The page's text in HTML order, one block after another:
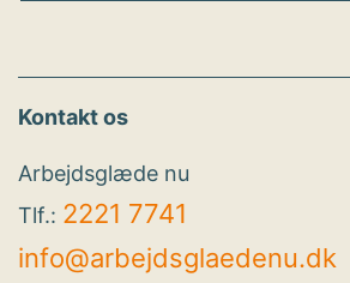
Kontakt os
Arbejdsglæde nu
Tlf.: 2221 7741
info@arbejdsglaedenu.dk